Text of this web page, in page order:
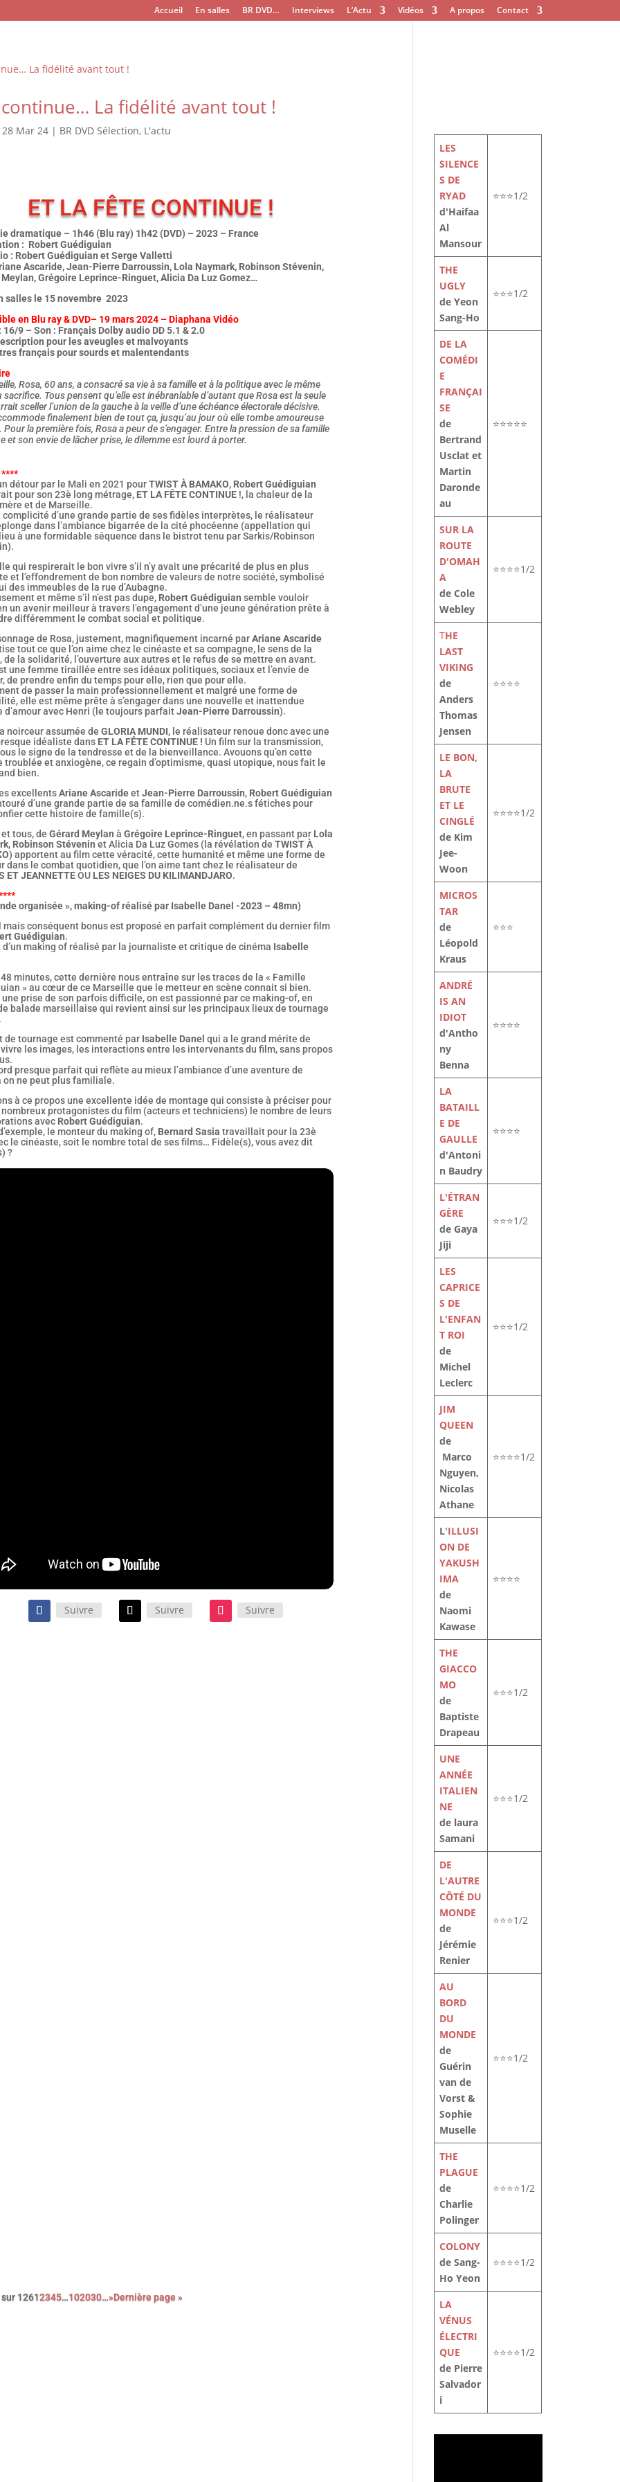
Accueil En salles BR DVD… Interviews L’Actu Vidéos A propos Contact
La fidélité avant tout !
28 Mar 24| BR DVD Sélection, L'actu
ET LA FÊTE CONTINUE !
dramatique – 1h46 (Blu ray) 1h42 (DVD) – 2023 – France
: Robert Guédiguian
: Robert Guédiguian et Serge Valletti
Ascaride, Jean-Pierre Darroussin, Lola Naymark, Robinson Stévenin,
Grégoire Leprince-Ringuet, Alicia Da Luz Gomez…
salles le 15 novembre 2023
en Blu ray & DVD– 19 mars 2024 – Diaphana Vidéo
16/9 – Son : Français Dolby audio DD 5.1 & 2.0
pour les aveugles et malvoyants
français pour sourds et malentendants
Rosa, 60 ans, a consacré sa vie à sa famille et à la politique avec le même
sacrifice. Tous pensent qu’elle est inébranlable d’autant que Rosa est la seule
sceller l’union de la gauche à la veille d’une échéance électorale décisive.
finalement bien de tout ça, jusqu’au jour où elle tombe amoureuse
Pour la première fois, Rosa a peur de s’engager. Entre la pression de sa famille
et son envie de lâcher prise, le dilemme est lourd à porter.
détour par le Mali en 2021 pourTWIST À BAMAKO, Robert Guédiguian
pour son 23è long métrage, ET LA FÊTE CONTINUE!, la chaleur de la
et de Marseille.
complicité d’une grande partie de ses fidèles interprètes, le réalisateur
dans l’ambiance bigarrée de la cité phocéenne (appellation qui
à une formidable séquence dans le bistrot tenu par Sarkis/Robinson
qui respirerait le bon vivre s’il n’y avait une précarité de plus en plus
et l’effondrement de bon nombre de valeurs de notre société, symbolisé
des immeubles de la rue d’Aubagne.
et même s’il n’est pas dupe, Robert Guédiguian semble vouloir
un avenir meilleur à travers l’engagement d’une jeune génération prête à
différemment le combat social et politique.
de Rosa, justement, magnifiquement incarné parAriane Ascaride
tout ce que l’on aime chez le cinéaste et sa compagne, le sens de la
de la solidarité, l’ouverture aux autres et le refus de se mettre en avant.
une femme tiraillée entre ses idéaux politiques, sociaux et l’envie de
de prendre enfin du temps pour elle, rien que pour elle.
de passer la main professionnellement et malgré une forme de
elle est même prête à s’engager dans une nouvelle et inattendue
d’amour avec Henri (le toujours parfaitJean-Pierre Darroussin).
noirceur assumée de GLORIA MUNDI, le réalisateur renoue donc avec une
idéaliste dans ET LA FÊTE CONTINUE ! Un film sur la transmission,
le signe de la tendresse et de la bienveillance. Avouons qu’en cette
troublée et anxiogène, ce regain d’optimisme, quasi utopique, nous fait le
bien.
excellentsAriane AscarideetJean-Pierre Darroussin, Robert Guédiguian
d’une grande partie de sa famille de comédien.ne.s fétiches pour
cette histoire de famille(s).
tous, de Gérard Meylan à Grégoire Leprince-Ringuet, en passant par Lola
, Robinson Stévenin et Alicia Da Luz Gomes (la révélation de TWIST À
) apportent au film cette véracité, cette humanité et même une forme de
dans le combat quotidien, que l’on aime tant chez le réalisateur de
ET JEANNETTEOU LES NEIGES DU KILIMANDJARO.
organisée », making-of réalisé par Isabelle Danel -2023 – 48mn)
mais conséquent bonus est proposé en parfait complément du dernier film
Guédiguian.
d’un making of réalisé par la journaliste et critique de cinéma Isabelle
minutes, cette dernière nous entraîne sur les traces de la « Famille
» au cœur de ce Marseille que le metteur en scène connait si bien.
prise de son parfois difficile, on est passionné par ce making-of, en
balade marseillaise qui revient ainsi sur les principaux lieux de tournage
de tournage est commenté par Isabelle Danel qui a le grand mérite de
vivre les images, les interactions entre les intervenants du film, sans propos
presque parfait qui reflète au mieux l’ambiance d’une aventure de
on ne peut plus familiale.
à ce propos une excellente idée de montage qui consiste à préciser pour
protagonistes du film (acteurs et techniciens) le nombre de leurs
avec Robert Guédiguian.
le monteur du making of, Bernard Sasia travaillait pour la 23è
le cinéaste, soit le nombre total de ses films… Fidèle(s), vous avez dit
?
Suivre Suivre Suivre
12612345…102030…»Dernière page »
LES
SILENCE
S DE
RYAD
d'Haifaa
Al
Mansour
⭐⭐⭐1/2
THE
UGLY
de Yeon
Sang-Ho
⭐⭐⭐1/2
DE LA
COMÉDI
E
FRANÇAI
SE
de
Bertrand
Usclat et
Martin
Daronde
au
⭐⭐⭐⭐⭐
SUR LA
ROUTE
D'OMAH
A
de Cole
Webley
⭐⭐⭐⭐1/2
THE
LAST
VIKING
de
Anders
Thomas
Jensen
⭐⭐⭐⭐
LE BON,
LA
BRUTE
ET LE
CINGLÉ
de Kim
Jee-
Woon
⭐⭐⭐⭐1/2
MICROS
TAR
de
Léopold
Kraus
⭐⭐⭐
ANDRÉ
IS AN
IDIOT
d'Antho
ny
Benna
⭐⭐⭐⭐
LA
BATAILL
E DE
GAULLE
d'Antoni
n Baudry
⭐⭐⭐⭐
L'ÉTRAN
GÈRE
de Gaya
Jiji
⭐⭐⭐1/2
LES
CAPRICE
S DE
L'ENFAN
T ROI
de
Michel
Leclerc
⭐⭐⭐1/2
JIM
QUEEN
de
Marco
Nguyen,
Nicolas
Athane
⭐⭐⭐⭐1/2
L'ILLUSI
ON DE
YAKUSH
IMA
de
Naomi
Kawase
⭐⭐⭐⭐
THE
GIACCO
MO
de
Baptiste
Drapeau
⭐⭐⭐1/2
UNE
ANNÉE
ITALIEN
NE
de laura
Samani
⭐⭐⭐1/2
DE
L'AUTRE
CÔTÉ DU
MONDE
de
Jérémie
Renier
⭐⭐⭐1/2
AU
BORD
DU
MONDE
de
Guérin
van de
Vorst &
Sophie
Muselle
⭐⭐⭐1/2
THE
PLAGUE
de
Charlie
Polinger
⭐⭐⭐⭐1/2
COLONY
de Sang-
Ho Yeon
⭐⭐⭐⭐1/2
LA
VÉNUS
ÉLECTRI
QUE
de Pierre
Salvador
i
⭐⭐⭐⭐1/2